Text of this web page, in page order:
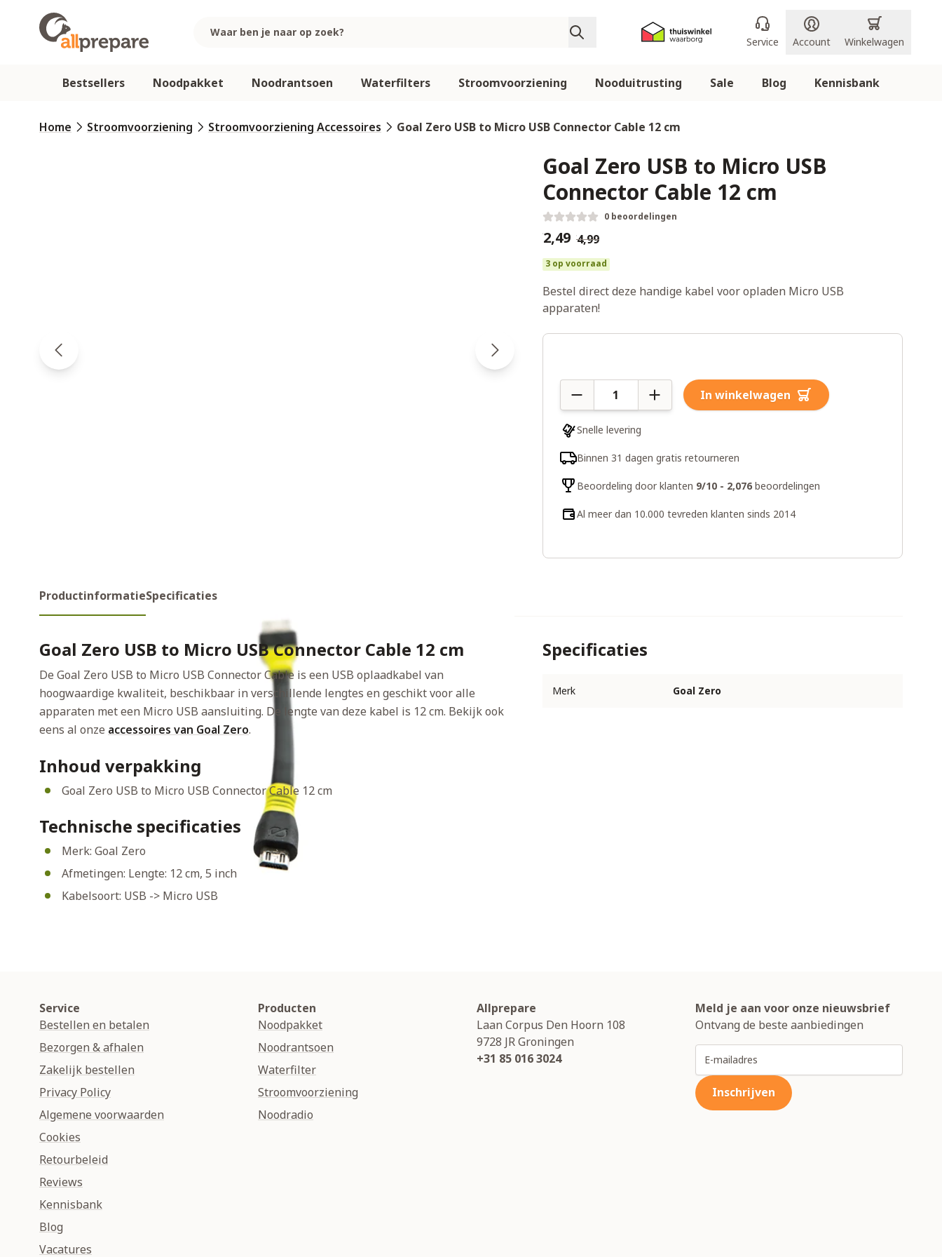
Bestsellers Noodpakket Noodrantsoen Waterfilters Stroomvoorziening Nooduitrusting Sale Blog Kennisbank
Service Account Winkelwagen
Home Stroomvoorziening Stroomvoorziening Accessoires Goal Zero USB to Micro USB Connector Cable 12 cm
Goal Zero USB to Micro USB
Connector Cable 12 cm
0 beoordelingen
€2,49€4,99
3 op voorraad
Bestel direct deze handige kabel voor opladen Micro USB
apparaten!
In winkelwagen
Snelle levering
Binnen 31 dagen gratis retourneren
Beoordeling door klanten 9/10 - 2,076beoordelingen
Al meer dan 10.000 tevreden klanten sinds 2014
ProductinformatieSpecificaties
Goal Zero USB to Micro USB Connector Cable 12 cm
De Goal Zero USB to Micro USB Connector Cable is een USB oplaadkabel van
hoogwaardige kwaliteit, beschikbaar in verschillende lengtes en geschikt voor alle
apparaten met een Micro USB aansluiting. De lengte van deze kabel is 12 cm. Bekijk ook
eens al onze accessoires van Goal Zero.
Inhoud verpakking
Goal Zero USB to Micro USB Connector Cable 12 cm
Technische specificaties
Merk: Goal Zero
Afmetingen: Lengte: 12 cm, 5 inch
Kabelsoort: USB -> Micro USB
Specificaties
Merk Goal Zero
Service
Bestellen en betalen
Bezorgen & afhalen
Zakelijk bestellen
Privacy Policy
Algemene voorwaarden
Cookies
Retourbeleid
Reviews
Kennisbank
Blog
Vacatures
Producten
Noodpakket
Noodrantsoen
Waterfilter
Stroomvoorziening
Noodradio
Allprepare
Laan Corpus Den Hoorn 108
9728 JRGroningen
+31 85 016 3024
Meld je aan voor onze nieuwsbrief
Ontvang de beste aanbiedingen
E-mailadres
Inschrijven